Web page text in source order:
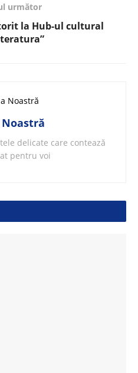
următor
la Hub-ul cultural
delicate care contează
pentru voi